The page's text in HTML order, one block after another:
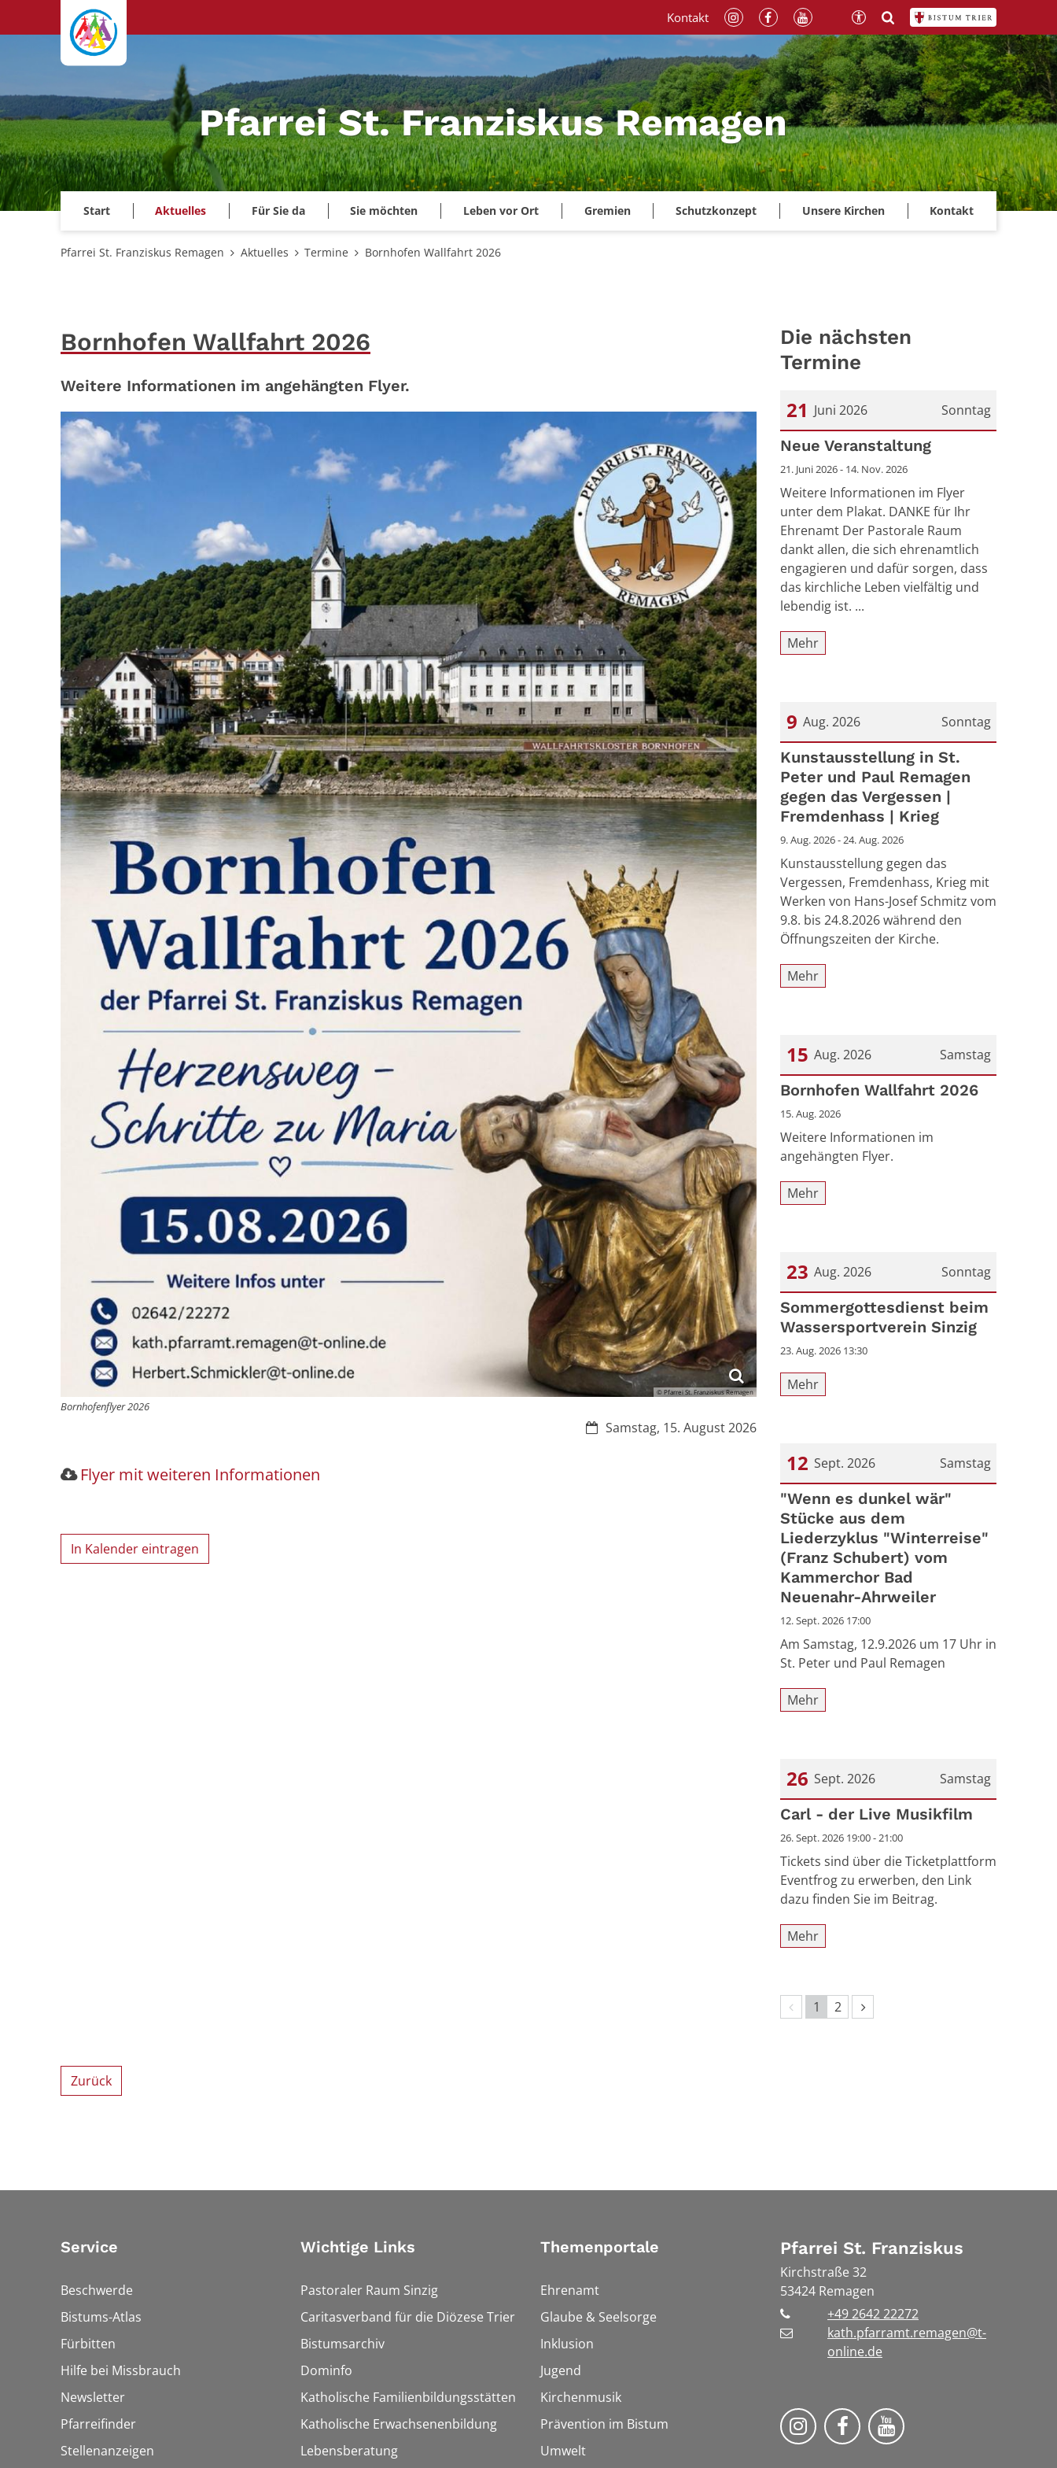
Zum Inhalt springen
Pfarrei St. Franziskus Remagen
Start Aktuelles Für Sie da Sie möchten Leben vor Ort Gremien Schutzkonzept Unsere Kirchen Kontakt
Kontakt
Pfarrei St. Franziskus Remagen Aktuelles Termine Bornhofen Wallfahrt 2026
Bornhofen Wallfahrt 2026
Weitere Informationen im angehängten Flyer.
© Pfarrei St. Franziskus Remagen
Bornhofenflyer 2026
Datum:
Samstag, 15. August 2026
Flyer mit weiteren Informationen
In Kalender eintragen
Die nächsten
Termine
Sonntag
21 Juni 2026
Datum: 21. Juni 2026
Neue Veranstaltung
21. Juni 2026 - 14. Nov. 2026
Weitere Informationen im Flyer
unter dem Plakat. DANKE für Ihr
Ehrenamt Der Pastorale Raum
dankt allen, die sich ehrenamtlich
engagieren und dafür sorgen, dass
das kirchliche Leben vielfältig und
lebendig ist. ...
Mehr
Sonntag
9 Aug. 2026
Datum: 9. August 2026
Kunstausstellung in St.
Peter und Paul Remagen
gegen das Vergessen |
Fremdenhass | Krieg
9. Aug. 2026 - 24. Aug. 2026
Kunstausstellung gegen das
Vergessen, Fremdenhass, Krieg mit
Werken von Hans-Josef Schmitz vom
9.8. bis 24.8.2026 während den
Öffnungszeiten der Kirche.
Mehr
Samstag
15 Aug. 2026
Datum: 15. August 2026
Bornhofen Wallfahrt 2026
15. Aug. 2026
Weitere Informationen im
angehängten Flyer.
Mehr
Sonntag
23 Aug. 2026
Datum: 23. August 2026
Sommergottesdienst beim
Wassersportverein Sinzig
23. Aug. 2026 13:30
Mehr
Samstag
12 Sept. 2026
Datum: 12. September 2026
"Wenn es dunkel wär"
Stücke aus dem
Liederzyklus "Winterreise"
(Franz Schubert) vom
Kammerchor Bad
Neuenahr-Ahrweiler
12. Sept. 2026 17:00
Am Samstag, 12.9.2026 um 17 Uhr in
St. Peter und Paul Remagen
Mehr
Samstag
26 Sept. 2026
Datum: 26. September 2026
Carl - der Live Musikfilm
26. Sept. 2026 19:00 - 21:00
Tickets sind über die Ticketplattform
Eventfrog zu erwerben, den Link
dazu finden Sie im Beitrag.
Mehr
Vorherige Seite
1 2 Nächste Seite
Zurück
Service
Beschwerde
Bistums-Atlas
Fürbitten
Hilfe bei Missbrauch
Newsletter
Pfarreifinder
Stellenanzeigen
Wichtige Links
Pastoraler Raum Sinzig
Caritasverband für die Diözese Trier
Bistumsarchiv
Dominfo
Katholische Familienbildungsstätten
Katholische Erwachsenenbildung
Lebensberatung
Themenportale
Ehrenamt
Glaube & Seelsorge
Inklusion
Jugend
Kirchenmusik
Prävention im Bistum
Umwelt
Pfarrei St. Franziskus
Kirchstraße 32
53424 Remagen
+49 2642 22272
kath.pfarramt.remagen@t-
online.de
Pfarrei St. Franziskus
Pfarrei St.